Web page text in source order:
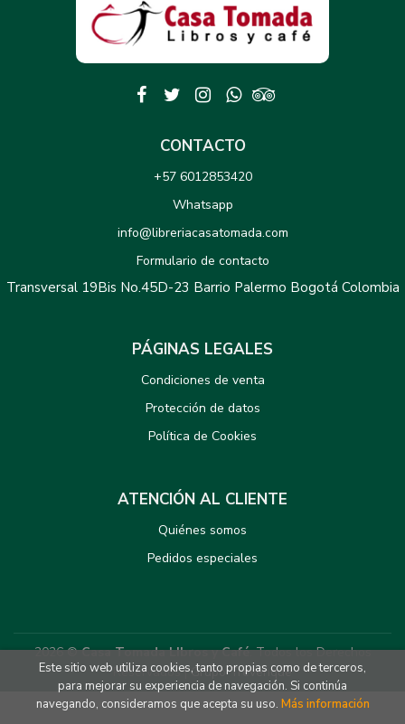
CONTACTO
+57 6012853420
Whatsapp
info@libreriacasatomada.com
Formulario de contacto
Transversal 19Bis No.45D-23 Barrio Palermo Bogotá Colombia
PÁGINAS LEGALES
Condiciones de venta
Protección de datos
Política de Cookies
ATENCIÓN AL CLIENTE
Quiénes somos
Pedidos especiales
2026 ©Casa Tomada LIbros y Café. Todos los Derechos
Reservados |Grupo Trevenque
Este sitio web utiliza cookies, tanto propias como de terceros,
para mejorar su experiencia de navegación. Si continúa
navegando, consideramos que acepta su uso. Más información